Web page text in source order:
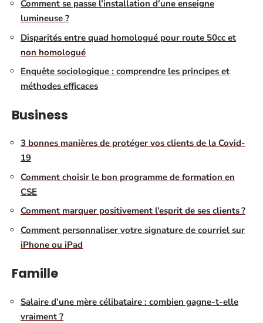
Comment se passe l’installation d’une enseigne
lumineuse ?
Disparités entre quad homologué pour route 50cc et
non homologué
Enquête sociologique : comprendre les principes et
méthodes efficaces
Business
3 bonnes manières de protéger vos clients de la Covid-
19
Comment choisir le bon programme de formation en
CSE
Comment marquer positivement l’esprit de ses clients ?
Comment personnaliser votre signature de courriel sur
iPhone ou iPad
Famille
Salaire d’une mère célibataire : combien gagne-t-elle
vraiment ?